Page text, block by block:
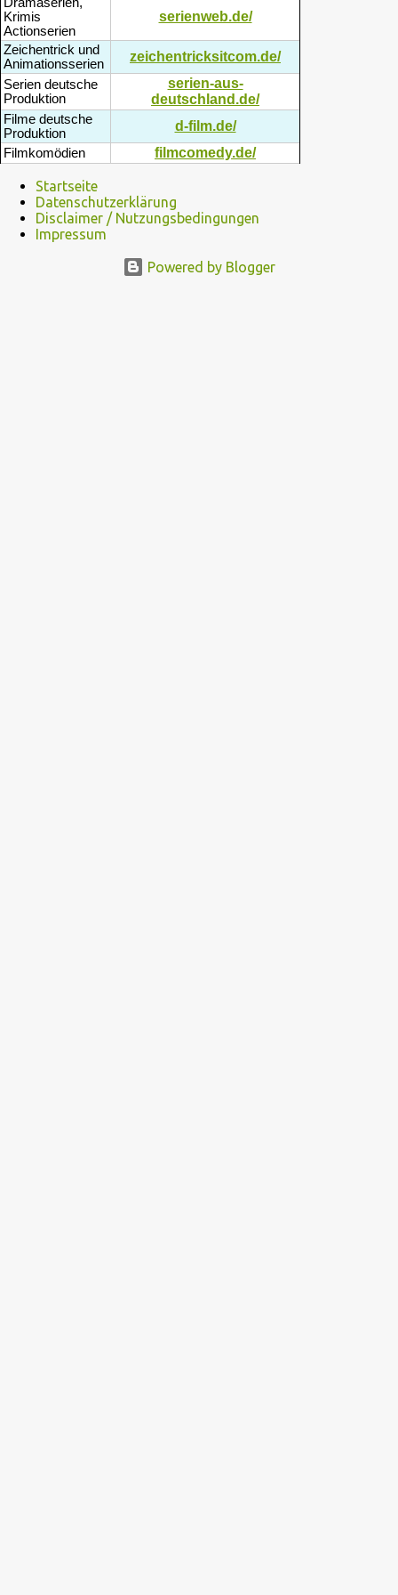
Krimis
Actionserien
serienweb.de/
Zeichentrick und
Animationsserien
zeichentricksitcom.de/
Serien deutsche
Produktion
serien-aus-
deutschland.de/
Filme deutsche
Produktion
d-film.de/
Filmkomödien filmcomedy.de/
Startseite
Datenschutzerklärung
Disclaimer / Nutzungsbedingungen
Impressum
Powered by Blogger